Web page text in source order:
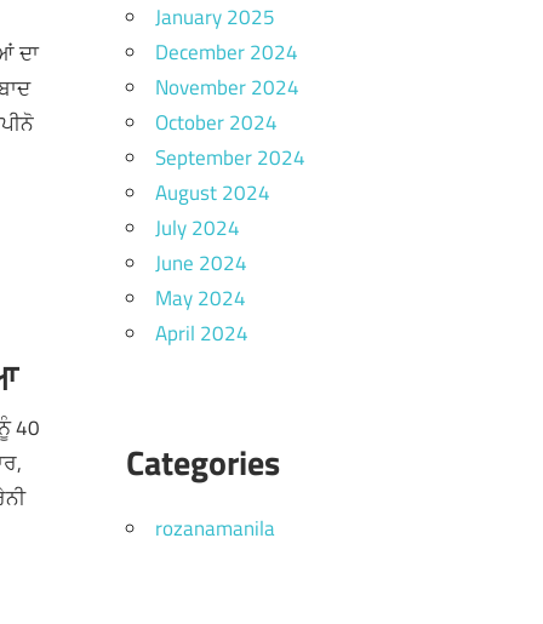
ਦਾ
40
January 2025
December 2024
November 2024
October 2024
September 2024
August 2024
July 2024
June 2024
May 2024
April 2024
Categories
rozanamanila